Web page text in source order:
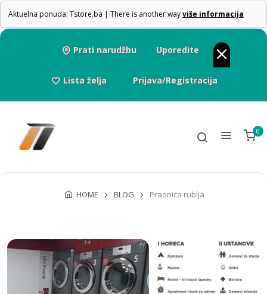
Aktuelna ponuda: Tstore.ba | There is another wayviše informacija
Prati narudžbu Uporedite
Lista želja Prijava/Registracija
0
HOME BLOG Praonica rublja